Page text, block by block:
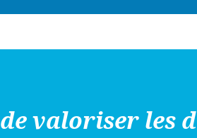
valoriser les